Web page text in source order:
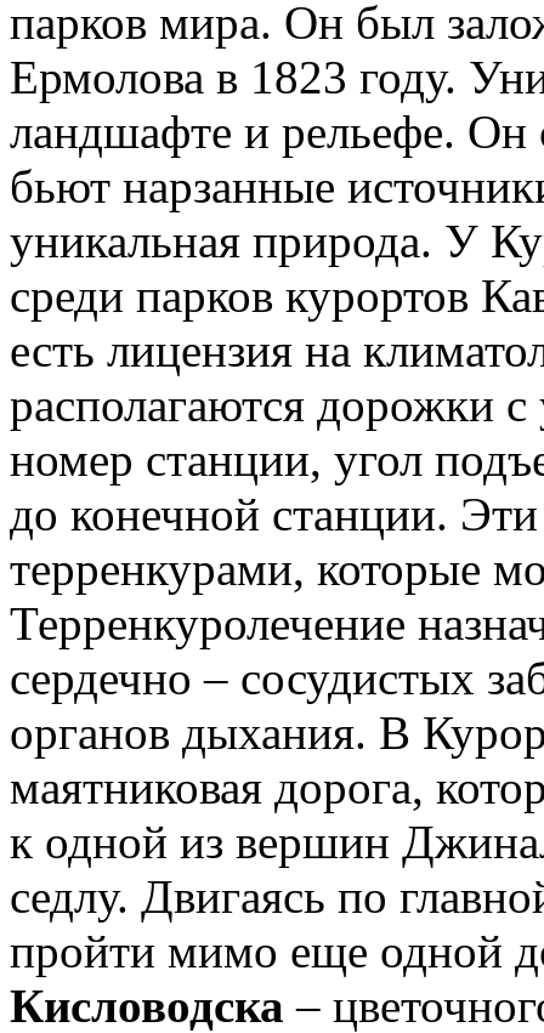
парков мира. Он был
Ермолова в 1823 году.
ландшафте и рельефе. Он
бьют нарзанные
уникальная природа. У
среди парков курортов
есть лицензия на
располагаются дорожки
номер станции, угол
до конечной станции.
терренкурами, которые
Терренкуролечение
сердечно – сосудистых
органов дыхания. В
маятниковая дорога,
к одной из вершин
седлу. Двигаясь по
пройти мимо еще одной
Кисловодска –